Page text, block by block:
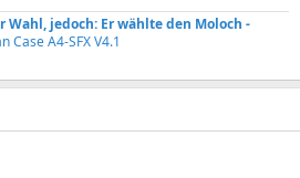
Wahl, jedoch: Er wählte den Moloch -
Case A4-SFX V4.1